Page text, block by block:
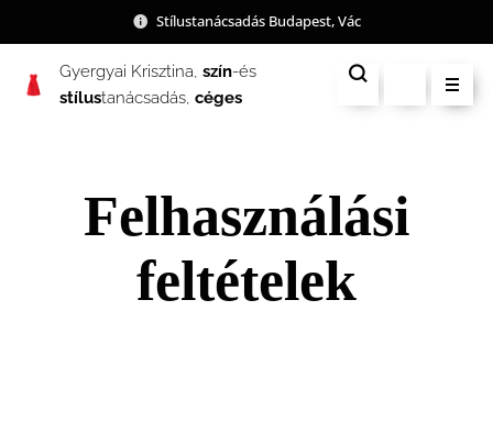
Stílustanácsadás Budapest, Vác
Gyergyai Krisztina, szín-és
stílustanácsadás, céges
Felhasználási
feltételek